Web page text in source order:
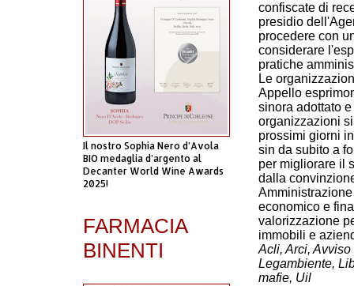
confiscate di
presidio
procedere con
considerare
pratiche
Le
Appello
sinora adottato
organizzazioni
prossimi giorni
sin da subito a
per migliorare il
dalla
economico e
valorizzazione
immobili e
Acli, Arci,
Legambiente,
mafie, Uil
Il nostro Sophia Nero d’Avola
BIO medaglia d’argento al
Decanter World Wine Awards
2025!
FARMACIA
BINENTI